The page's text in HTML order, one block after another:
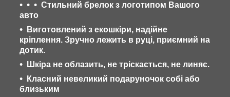
Стильний брелок з логотипом Вашого
авто
Виготовлений з екошкіри, надійне
кріплення. Зручно лежить в руці, приємний на
дотик.
Шкіра не облазить, не тріскається, не линяє.
Класний невеликий подаруночок собі або
близьким